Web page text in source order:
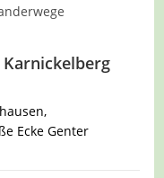
Ecke Genter